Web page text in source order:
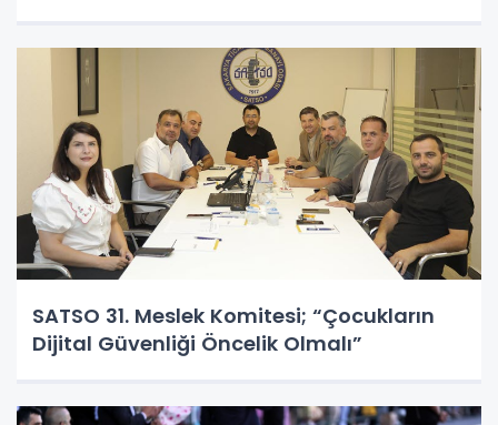
SATSO 31. Meslek Komitesi; “Çocukların
Dijital Güvenliği Öncelik Olmalı”